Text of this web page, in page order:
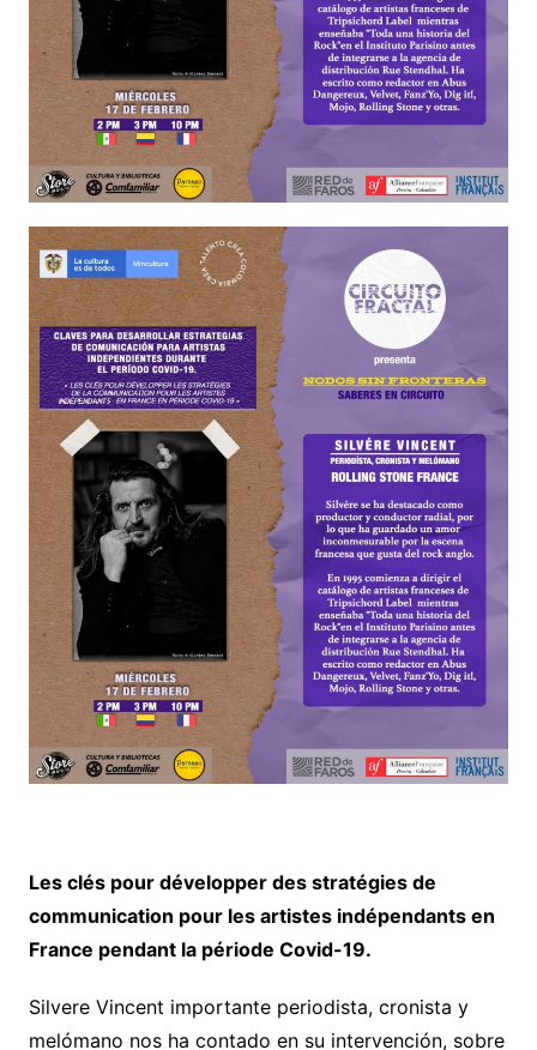
Les clés pour développer des stratégies de
communication pour les artistes indépendants en
France pendant la période Covid-19.
Silvere Vincent importante periodista, cronista y
melómano nos ha contado en su intervención, sobre